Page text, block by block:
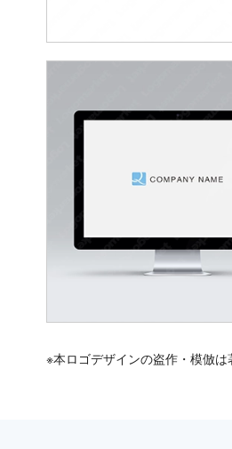
※本ロゴデザインの盗作・模倣は